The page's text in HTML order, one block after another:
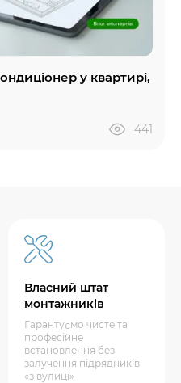
у квартирі,
441
Власний штат
монтажників
Гарантуємо чисте та
професійне
встановлення без
залучення підрядників
«з вулиці»